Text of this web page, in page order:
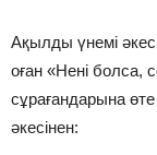
Ақылды үнемі
оған «Нені болса,
сұрағандарына
әкесінен: